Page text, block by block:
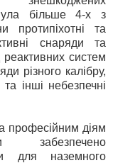
більше 4-х з
протипіхотні та
снаряди та
реактивних систем
різного калібру,
інші небезпечні
професійним діям
забезпечено
для наземного